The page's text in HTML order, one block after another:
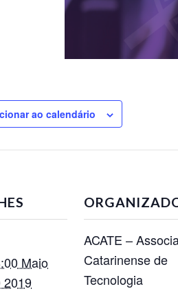
ao calendário
Maio
2019
ACATE –
Catarinense de
Tecnologia